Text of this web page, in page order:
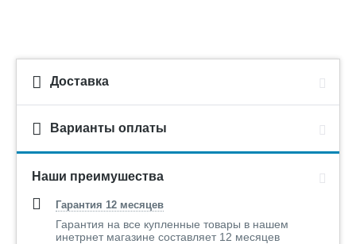
Доставка
Варианты оплаты
Наши преимушества
Гарантия 12 месяцев
Гарантия на все купленные товары в нашем
инетрнет магазине составляет 12 месяцев